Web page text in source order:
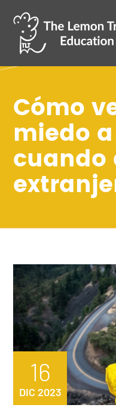
Cómo
miedo
cuando
16
DIC 2023